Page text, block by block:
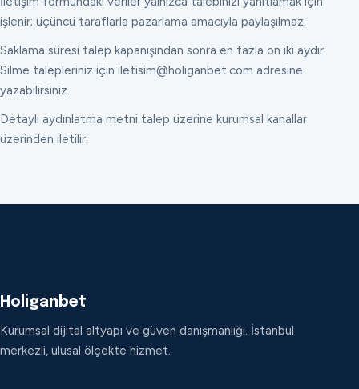
işlenir; üçüncü taraflarla pazarlama amacıyla paylaşılmaz.
Saklama süresi talep kapanışından sonra en fazla on iki aydır.
Silme talepleriniz için iletisim@holiganbet.com adresine
yazabilirsiniz.
Detaylı aydınlatma metni talep üzerine kurumsal kanallar
üzerinden iletilir.
Holiganbet
Kurumsal dijital altyapı ve güven danışmanlığı. İstanbul
merkezli, ulusal ölçekte hizmet.